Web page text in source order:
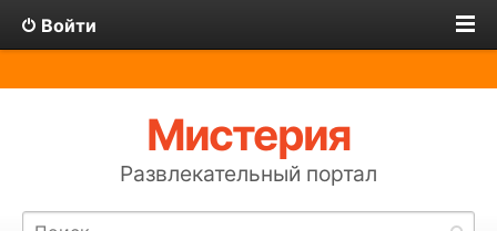
Войти
Мистерия
Развлекательный портал